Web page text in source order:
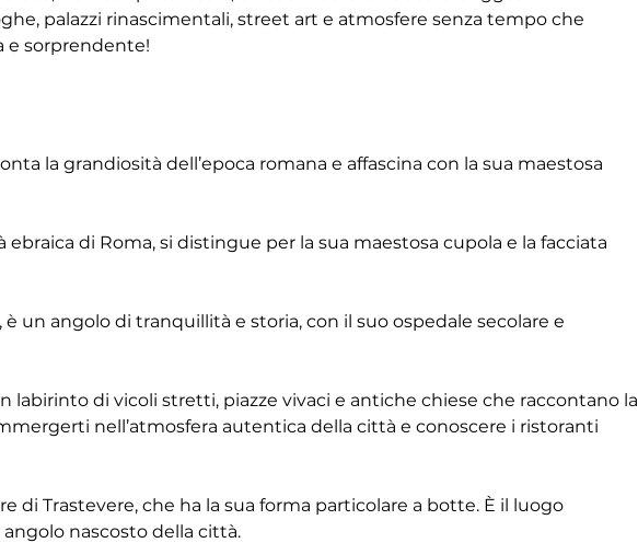
palazzi rinascimentali, street art e atmosfere senza tempo che
e sorprendente!
la grandiosità dell’epoca romana e affascina con la sua maestosa
di Roma, si distingue per la sua maestosa cupola e la facciata
è un angolo di tranquillità e storia, con il suo ospedale secolare e
labirinto di vicoli stretti, piazze vivaci e antiche chiese che raccontano la
nell’atmosfera autentica della città e conoscere i ristoranti
di Trastevere, che ha la sua forma particolare a botte. È il luogo
nascosto della città.